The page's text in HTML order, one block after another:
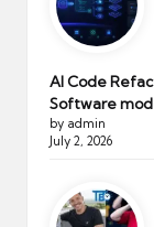
AI Code
Software
by admin
July 2, 2026